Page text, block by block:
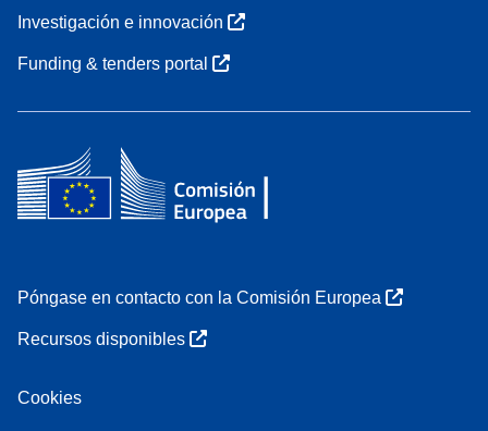
Investigación e innovación
Funding & tenders portal
Póngase en contacto con la Comisión Europea
Recursos disponibles
Cookies